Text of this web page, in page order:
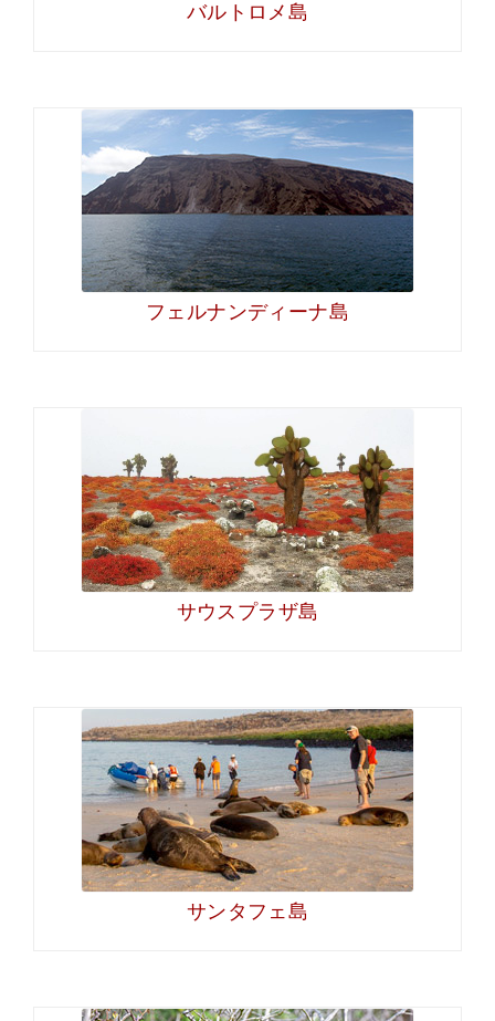
バルトロメ島
フェルナンディーナ島
サウスプラザ島
サンタフェ島